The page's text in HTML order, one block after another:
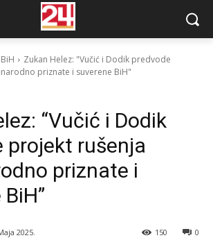
BiH
Zukan Helez: "Vučić i Dodik predvode
priznate i suverene BiH"
“Vučić i Dodik
projekt rušenja
priznate i
2025. 0
150